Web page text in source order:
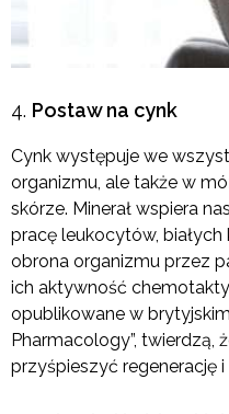
Postaw na cynk
Cynk występuje we
organizmu, ale także w
skórze. Minerał wspiera
pracę leukocytów,
obrona organizmu przez
ich aktywność
opublikowane w
Pharmacology”, twierdzą,
przyśpieszyć regenerację